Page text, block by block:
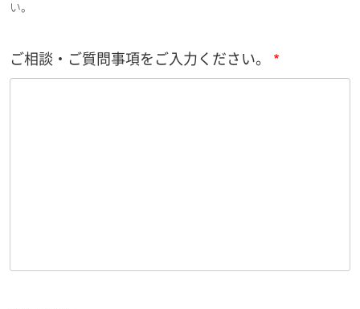
い。
ご相談・ご質問事項をご入力ください。